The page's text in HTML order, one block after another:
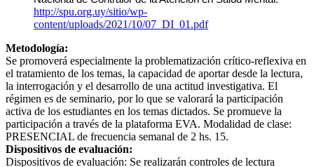
http://spu.org.uy/sitio/wp-
content/uploads/2021/10/07_DI_01.pdf
Metodología:
Se promoverá especialmente la problematización crítico-reflexiva en
el tratamiento de los temas, la capacidad de aportar desde la lectura,
la interrogación y el desarrollo de una actitud investigativa. El
régimen es de seminario, por lo que se valorará la participación
activa de los estudiantes en los temas dictados. Se promueve la
participación a través de la plataforma EVA. Modalidad de clase:
PRESENCIAL de frecuencia semanal de 2 hs. 15.
Dispositivos de evaluación:
Dispositivos de evaluación: Se realizarán controles de lectura